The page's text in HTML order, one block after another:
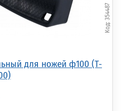
для ножей ф100 (T-
354487